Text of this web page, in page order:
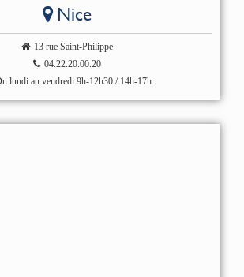
Nice
13 rue Saint-Philippe
04.22.20.00.20
lundi au vendredi 9h-12h30 / 14h-17h